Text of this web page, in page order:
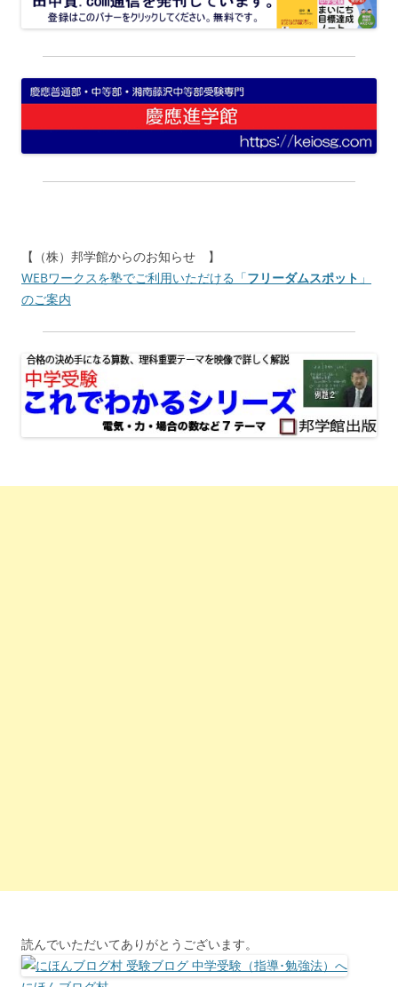
【（株）邦学館からのお知らせ 】
WEBワークスを塾でご利用いただける「フリーダムスポット 」
のご案内
読んでいただいてありがとうございます。